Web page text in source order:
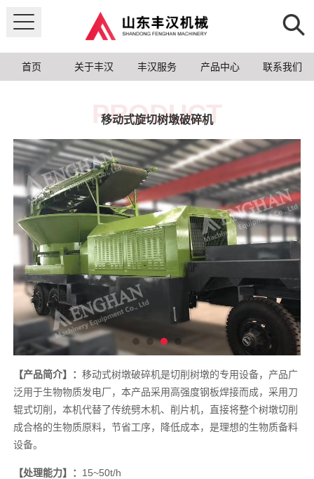
首页 关于丰汉 丰汉服务 产品中心 联系我们
PRODUCT
移动式旋切树墩破碎机
【产品简介】： 移动式树墩破碎机是切削树墩的专用设备，产品广
泛用于生物物质发电厂，本产品采用高强度钢板焊接而成，采用刀
辊式切削，本机代替了传统劈木机、削片机，直接将整个树墩切削
成合格的生物质原料，节省工序，降低成本，是理想的生物质备料
设备。
【处理能力】： 15~50t/h